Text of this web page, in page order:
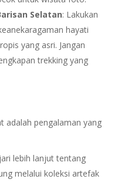
Selatan: Lakukan
hayati
yang asri. Jangan
trekking yang
adalah pengalaman yang
lebih lanjut tentang
melalui koleksi artefak